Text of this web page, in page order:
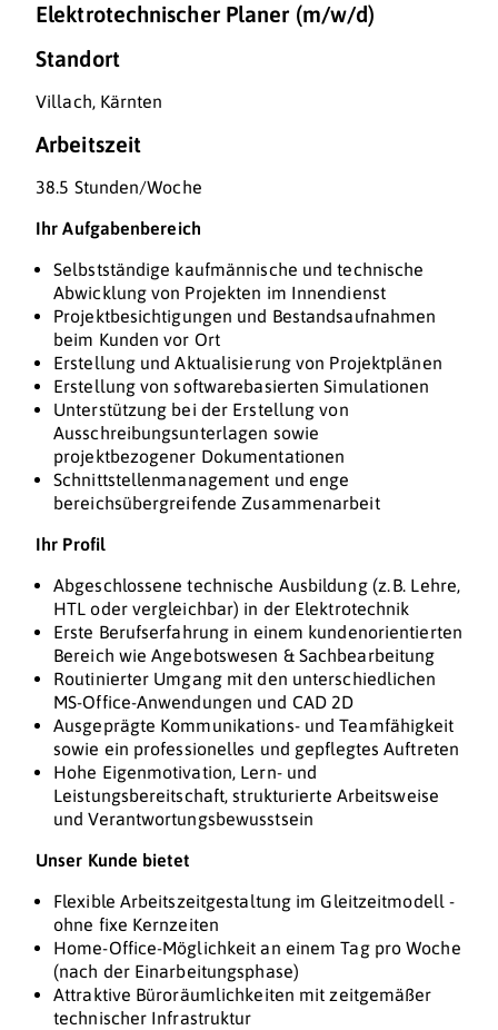
Elektrotechnischer Planer (m/w/d)
Standort
Villach, Kärnten
Arbeitszeit
38.5 Stunden/Woche
Ihr Aufgabenbereich
Selbstständige kaufmännische und technische
Abwicklung von Projekten im Innendienst
Projektbesichtigungen und Bestandsaufnahmen
beim Kunden vor Ort
Erstellung und Aktualisierung von Projektplänen
Erstellung von softwarebasierten Simulationen
Unterstützung bei der Erstellung von
Ausschreibungsunterlagen sowie
projektbezogener Dokumentationen
Schnittstellenmanagement und enge
bereichsübergreifende Zusammenarbeit
Ihr Profil
Abgeschlossene technische Ausbildung (z. B. Lehre,
HTL oder vergleichbar) in der Elektrotechnik
Erste Berufserfahrung in einem kundenorientierten
Bereich wie Angebotswesen & Sachbearbeitung
Routinierter Umgang mit den unterschiedlichen
MS-Office-Anwendungen und CAD 2D
Ausgeprägte Kommunikations- und Teamfähigkeit
sowie ein professionelles und gepflegtes Auftreten
Hohe Eigenmotivation, Lern- und
Leistungsbereitschaft, strukturierte Arbeitsweise
und Verantwortungsbewusstsein
Unser Kunde bietet
Flexible Arbeitszeitgestaltung im Gleitzeitmodell -
ohne fixe Kernzeiten
Home-Office-Möglichkeit an einem Tag pro Woche
(nach der Einarbeitungsphase)
Attraktive Büroräumlichkeiten mit zeitgemäßer
technischer Infrastruktur